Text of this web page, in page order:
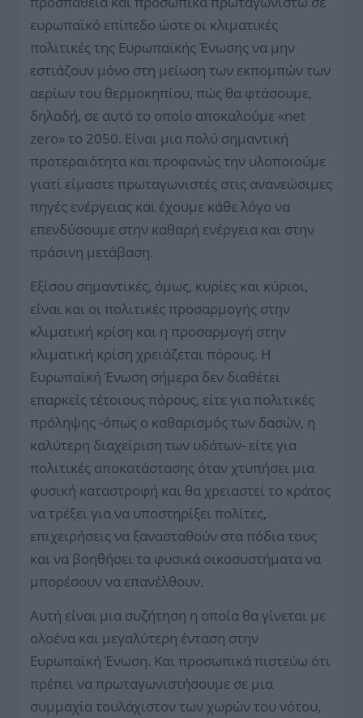
ευρωπαϊκό επίπεδο ώστε οι κλιματικές
πολιτικές της Ευρωπαϊκής Ένωσης να μην
εστιάζουν μόνο στη μείωση των εκπομπών των
αερίων του θερμοκηπίου, πώς θα φτάσουμε,
δηλαδή, σε αυτό το οποίο αποκαλούμε «net
zero» το 2050. Είναι μια πολύ σημαντική
προτεραιότητα και προφανώς την υλοποιούμε
γιατί είμαστε πρωταγωνιστές στις ανανεώσιμες
πηγές ενέργειας και έχουμε κάθε λόγο να
επενδύσουμε στην καθαρή ενέργεια και στην
πράσινη μετάβαση.
Εξίσου σημαντικές, όμως, κυρίες και κύριοι,
είναι και οι πολιτικές προσαρμογής στην
κλιματική κρίση και η προσαρμογή στην
κλιματική κρίση χρειάζεται πόρους. Η
Ευρωπαϊκή Ένωση σήμερα δεν διαθέτει
επαρκείς τέτοιους πόρους, είτε για πολιτικές
πρόληψης -όπως ο καθαρισμός των δασών, η
καλύτερη διαχείριση των υδάτων- είτε για
πολιτικές αποκατάστασης όταν χτυπήσει μια
φυσική καταστροφή και θα χρειαστεί το κράτος
να τρέξει για να υποστηρίξει πολίτες,
επιχειρήσεις να ξανασταθούν στα πόδια τους
και να βοηθήσει τα φυσικά οικοσυστήματα να
μπορέσουν να επανέλθουν.
Αυτή είναι μια συζήτηση η οποία θα γίνεται με
ολοένα και μεγαλύτερη ένταση στην
Ευρωπαϊκή Ένωση. Και προσωπικά πιστεύω ότι
πρέπει να πρωταγωνιστήσουμε σε μια
συμμαχία τουλάχιστον των χωρών του νότου,